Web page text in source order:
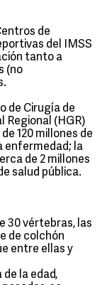
de
del IMSS
tanto a
(no
de Cirugía de
Regional (HGR)
120 millones de
enfermedad; la
de 2 millones
salud pública.
30 vértebras, las
de colchón
entre ellas y
de la edad,